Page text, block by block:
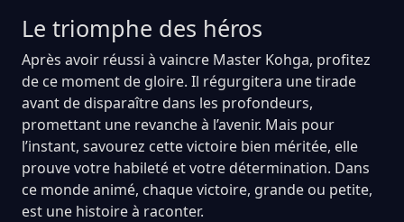
Le triomphe des héros
Après avoir réussi à vaincre Master Kohga, profitez
de ce moment de gloire. Il régurgitera une tirade
avant de disparaître dans les profondeurs,
promettant une revanche à l’avenir. Mais pour
l’instant, savourez cette victoire bien méritée, elle
prouve votre habileté et votre détermination. Dans
ce monde animé, chaque victoire, grande ou petite,
est une histoire à raconter.